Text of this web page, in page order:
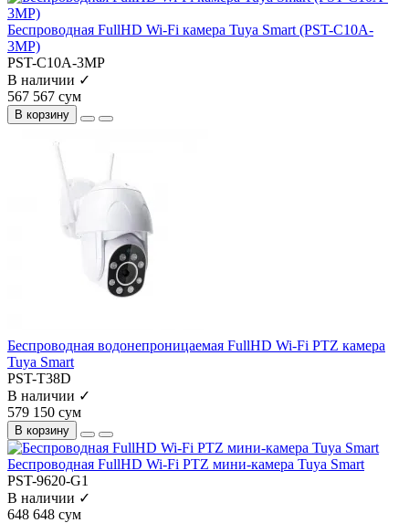
Беспроводная FullHD Wi-Fi камера Tuya Smart (PST-C10A-
3MP)
PST-C10A-3MP
В наличии ✓
567 567 сум
В корзину
Беспроводная водонепроницаемая FullHD Wi-Fi PTZ камера
Tuya Smart
PST-T38D
В наличии ✓
579 150 сум
В корзину
Беспроводная FullHD Wi-Fi PTZ мини-камера Tuya Smart
PST-9620-G1
В наличии ✓
648 648 сум